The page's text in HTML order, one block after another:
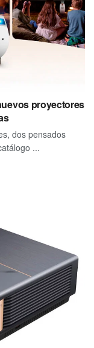
proyectores
dos pensados
...